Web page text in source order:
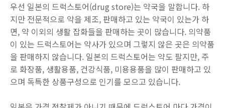
우선 일본의 드럭스토어(drug store)는 약국을 말합니다. 하
지만 전문적으로 약을 제조, 판매하고 있는 약국이 있는가 하
면, 약 이외의 생활 잡화들을 판매하는 곳이 많습니다. 의약품
이 있는 드럭스토어는 약사가 있으며 그렇지 않은 곳은 의약품
을 판매하지 않습니다. 일본의 드럭스토어는 약도 팔지만, 주
로 화장품, 생활용품, 건강식품, 미용용품을 많이 판매하고 있
으며 독특한 상품구성으로 인기를 모으고 있습니다.